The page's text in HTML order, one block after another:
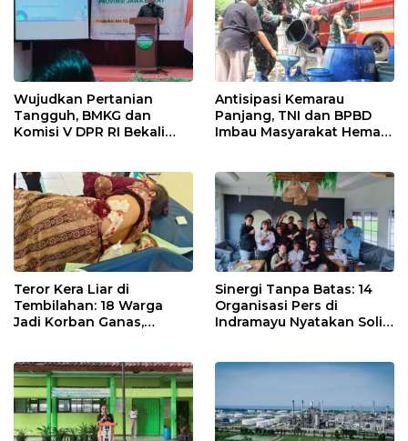
Wujudkan Pertanian
Tangguh, BMKG dan
Komisi V DPR RI Bekali
Antisipasi Kemarau
Panjang, TNI dan BPBD
Imbau Masyarakat Hemat
Teror Kera Liar di
Tembilahan: 18 Warga
Jadi Korban Ganas,
Sinergi Tanpa Batas: 14
Organisasi Pers di
Indramayu Nyatakan Solid